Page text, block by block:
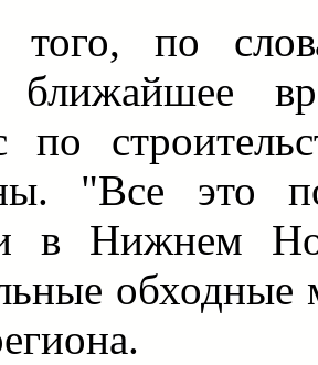
того, по
ближайшее
по
"Все это
в Нижнем
обходные